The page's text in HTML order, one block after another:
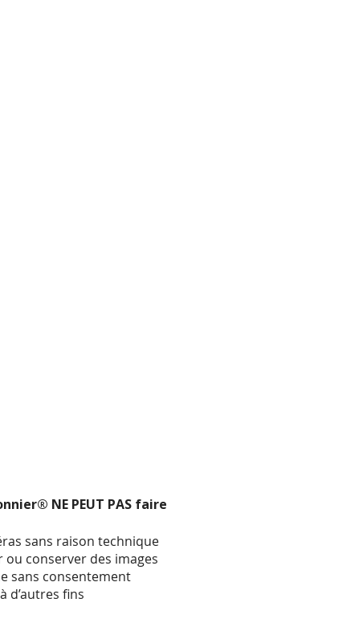
NE PEUT PAS faire
sans raison technique
ou conserver des images
sans consentement
d’autres fins